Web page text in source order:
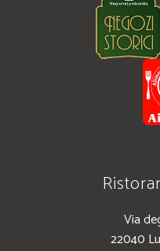
Via
22040